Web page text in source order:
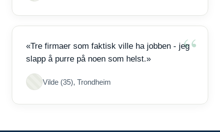
«Tre firmaer som faktisk ville ha jobben - jeg
slapp å purre på noen som helst.»
Vilde (35), Trondheim